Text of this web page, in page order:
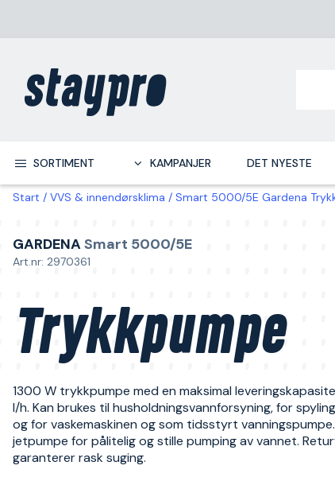
SORTIMENT KAMPANJER DET NYESTE
Start VVS & innendørsklima Smart 5000/5E Gardena
GARDENASmart 5000/5E
Art.nr: 2970361
Trykkpumpe
1300 W trykkpumpe med en maksimal
l/h. Kan brukes til husholdningsvannforsyning, for
og for vaskemaskinen og som tidsstyrt
jetpumpe for pålitelig og stille pumping av vannet.
garanterer rask suging.